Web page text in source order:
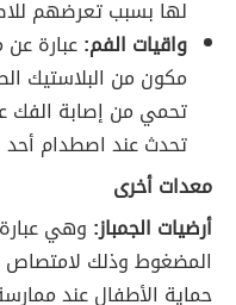
لها بسبب تعرضهم
واقيات الفم:عبارة
مكون من البلاستيك
تحمي من إصابة الفك
تحدث عند اصطدام أحد
معدات أخرى
أرضيات الجمباز: وهي
المضغوط وذلك لامتصاص
حماية الأطفال عند